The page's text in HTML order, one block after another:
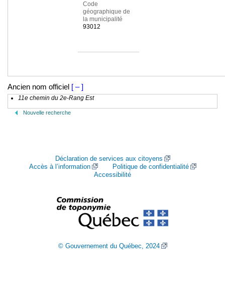
Code
géographique de
la municipalité
93012
Ancien nom officiel [ – ]
11e chemin du 2e-Rang Est
Nouvelle recherche
Déclaration de services aux citoyens
Accès à l’information
Politique de confidentialité
Accessibilité
© Gouvernement du Québec, 2024